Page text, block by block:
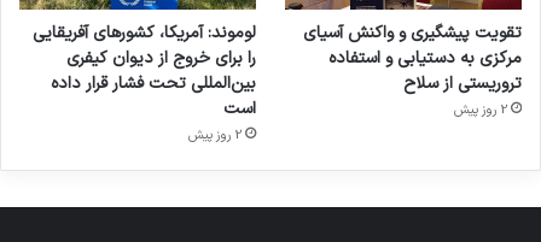
تقویت پیشگیری و واکنش آسیای
مرکزی به دستیابی و استفاده
تروریستی از سلاح
2 روز پیش
لوموند: آمریکا، کشورهای آفریقایی
را برای خروج از دیوان کیفری
بین‌المللی تحت فشار قرار داده
است
2 روز پیش